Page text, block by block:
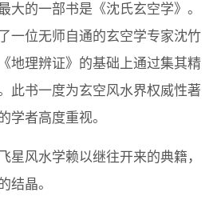
大的一部书是《沈氏玄空学》。
一位无师自通的玄空学专家沈竹
地理辨证》的基础上通过集其精
此书一度为玄空风水界权威性著
学者高度重视。
星风水学赖以继往开来的典籍，
结晶。